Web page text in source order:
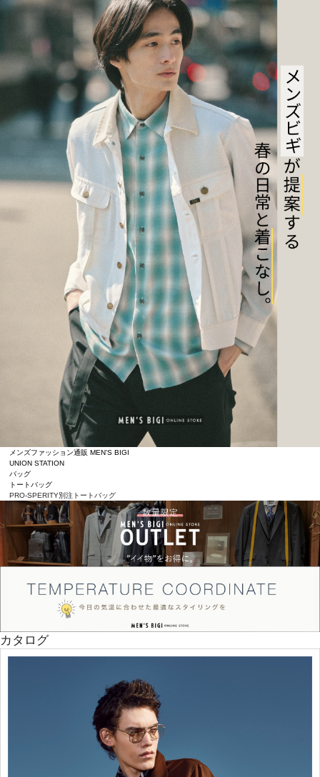
メンズファッション通販 MEN'S BIGI
UNION STATION
バッグ
トートバッグ
PRO-SPERITY別注トートバッグ
カタログ